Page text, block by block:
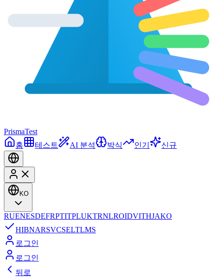
PrismaTest
홈
테스트 AI 분석 박식 인기 신규
KO
RUENESDEFRPTITPLUKTRNLROIDVITHJAKO
HIBNARSVCSELTLMS
로그인
로그인
뒤로